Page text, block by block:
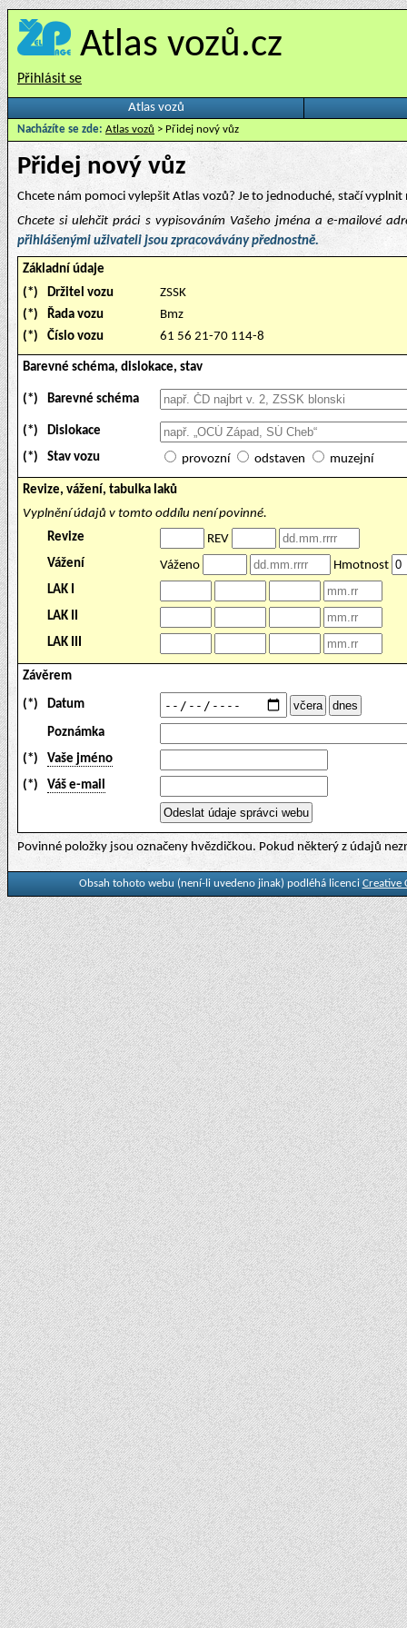
Atlas vozů.cz
Přihlásit se
Atlas vozů
Nacházíte se zde: Atlas vozů > Přidej nový vůz
Přidej nový vůz
Chcete nám pomoci vylepšit Atlas vozů? Je to jednoduché, stačí
Chcete si ulehčit práci s vypisováním Vašeho jména a e-mailové
přihlášenými uživateli jsou zpracovávány přednostně.
Základní údaje
(*)
Držitel vozu
ZSSK
(*)
Řada vozu
Bmz
(*)
Číslo vozu 61 56 21-70 114-8
Barevné schéma, dislokace, stav
(*) Barevné schéma
(*)
Dislokace
(*)
Stav vozu provozní odstaven muzejní
Revize, vážení, tabulka laků
Vyplnění údajů v tomto oddílu není povinné.
Revize
REV
Vážení
Váženo
Hmotnost
LAK I
LAK II
LAK III
Závěrem
(*) Datum
Poznámka
(*)
Vaše jméno
(*)
Váš e-mail
Povinné položky jsou označeny hvězdičkou. Pokud některý z údajů
Obsah tohoto webu (není-li uvedeno jinak) podléhá licenci Creative